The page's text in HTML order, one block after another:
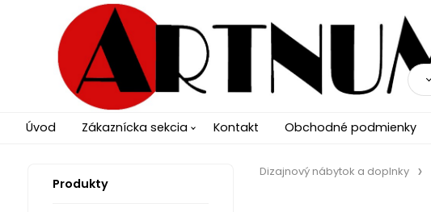
Úvod Zákaznícka sekcia Kontakt Obchodné podmienky
Produkty
Dizajnový nábytok a doplnky